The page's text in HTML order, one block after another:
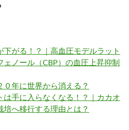
がる！？｜高血圧モデルラット
ェノール（CBP）の血圧上昇抑制
年に世界から消える？
は手に入らなくなる！？｜カカオ
へ移行する理由とは？